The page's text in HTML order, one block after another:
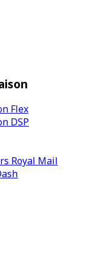
Flex
DSP
Royal Mail